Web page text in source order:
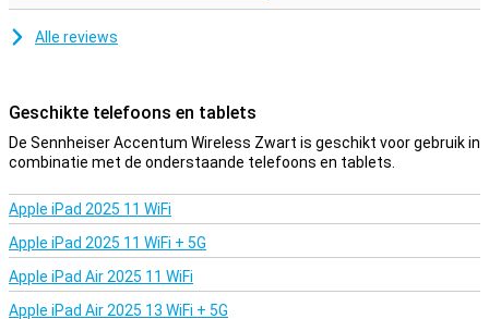
Alle reviews
Geschikte telefoons en tablets
De Sennheiser Accentum Wireless Zwart is geschikt voor gebruik in
combinatie met de onderstaande telefoons en tablets.
Apple iPad 2025 11 WiFi
Apple iPad 2025 11 WiFi + 5G
Apple iPad Air 2025 11 WiFi
Apple iPad Air 2025 13 WiFi + 5G